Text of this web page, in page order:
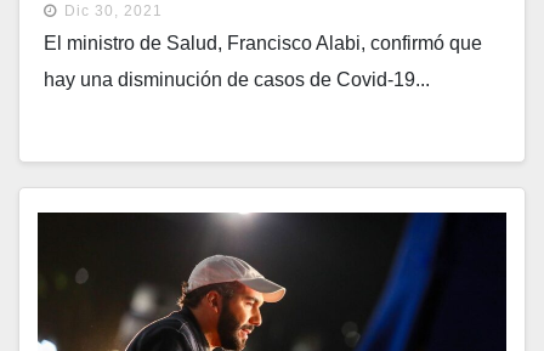
Dic 30, 2021
El ministro de Salud, Francisco Alabi, confirmó que
hay una disminución de casos de Covid-19...